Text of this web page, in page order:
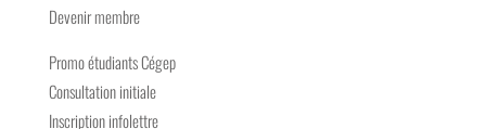
Devenir membre
Promo étudiants Cégep
Consultation initiale
Inscription infolettre